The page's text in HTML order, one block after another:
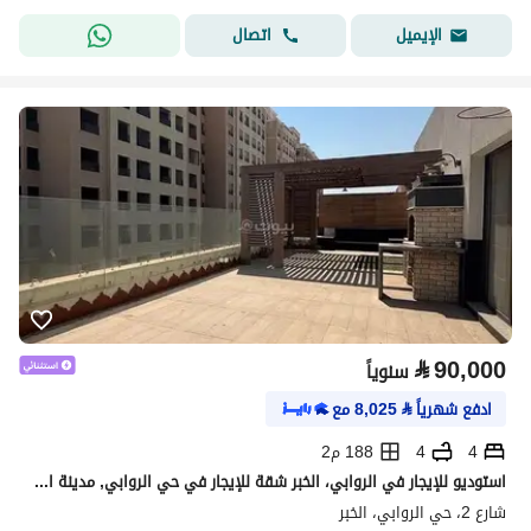
الإيميل
اتصال
⃁90,000 سنوياً
ادفع شهرياً⃁
8,025مع
4
4
188 م2
استوديو للإيجار في الروابي، الخبر شقة للإيجار في حي الروابي, مدينة الخبر, المنطقة الشرقية
شارع 2، حي الروابي، الخبر